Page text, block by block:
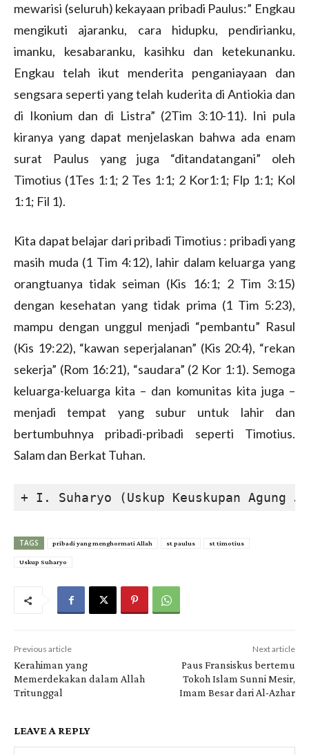
mewarisi (seluruh) kekayaan pribadi Paulus:” Engkau
mengikuti ajaranku, cara hidupku, pendirianku,
imanku, kesabaranku, kasihku dan ketekunanku.
Engkau telah ikut menderita penganiayaan dan
sengsara seperti yang telah kuderita di Antiokia dan
di Ikonium dan di Listra” (2Tim 3:10-11). Ini pula
kiranya yang dapat menjelaskan bahwa ada enam
surat Paulus yang juga “ditandatangani” oleh
Timotius (1Tes 1:1; 2 Tes 1:1; 2 Kor1:1; Flp 1:1; Kol
1:1; Fil 1).
Kita dapat belajar dari pribadi Timotius : pribadi yang
masih muda (1 Tim 4:12), lahir dalam keluarga yang
orangtuanya tidak seiman (Kis 16:1; 2 Tim 3:15)
dengan kesehatan yang tidak prima (1 Tim 5:23),
mampu dengan unggul menjadi “pembantu” Rasul
(Kis 19:22), “kawan seperjalanan” (Kis 20:4), “rekan
sekerja” (Rom 16:21), “saudara” (2 Kor 1:1). Semoga
keluarga-keluarga kita – dan komunitas kita juga –
menjadi tempat yang subur untuk lahir dan
bertumbuhnya pribadi-pribadi seperti Timotius.
Salam dan Berkat Tuhan.
+ I. Suharyo (Uskup Keuskupan Agung
TAGS pribadi yang menghormati Allah st paulus st timotius
Uskup Suharyo
Previous article
Kerahiman yang
Memerdekakan dalam Allah
Tritunggal
Next article
Paus Fransiskus bertemu
Tokoh Islam Sunni Mesir,
Imam Besar dari Al-Azhar
LEAVE A REPLY